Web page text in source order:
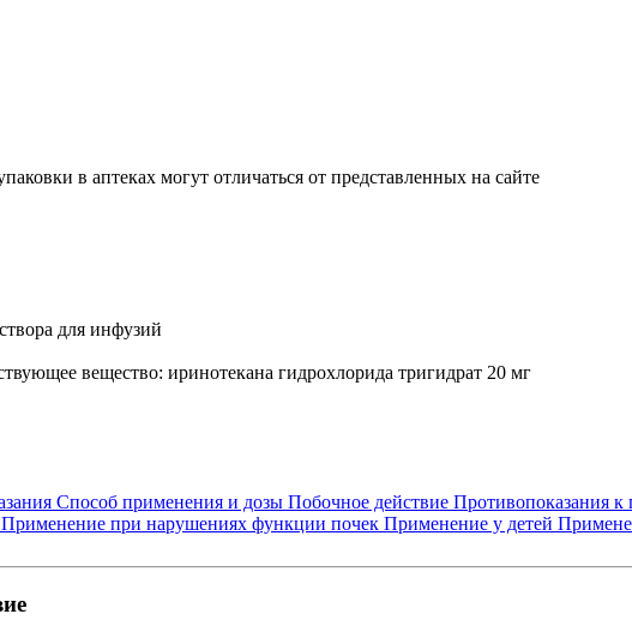
в аптеках могут отличаться от представленных на сайте
для инфузий
вещество: иринотекана гидрохлорида тригидрат 20 мг
Способ применения и дозы Побочное действие Противопоказания
Применение при нарушениях функции почек Применение у детей